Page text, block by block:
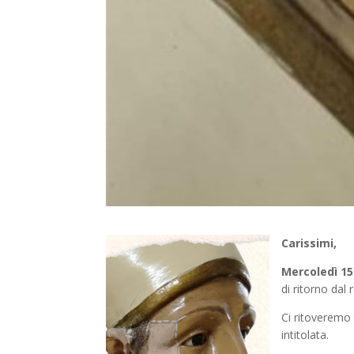
Carissimi,
Mercoledì
di ritorno dal
Ci
intitolata.